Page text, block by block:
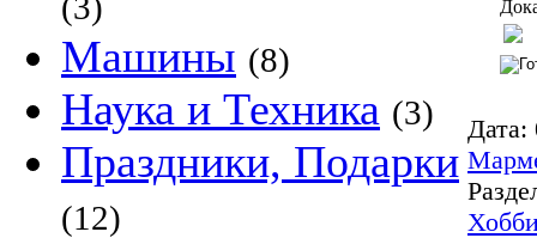
Машины (8)
Наука и Техника (3)
Праздники, Подарки
(12)
Дата: